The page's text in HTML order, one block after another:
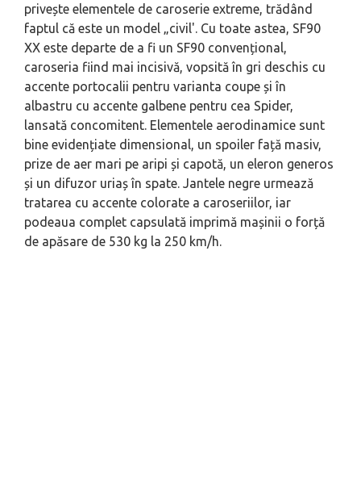
privește elementele de caroserie extreme, trădând
faptul că este un model „civil'. Cu toate astea, SF90
XX este departe de a fi un SF90 convențional,
caroseria fiind mai incisivă, vopsită în gri deschis cu
accente portocalii pentru varianta coupe și în
albastru cu accente galbene pentru cea Spider,
lansată concomitent. Elementele aerodinamice sunt
bine evidențiate dimensional, un spoiler față masiv,
prize de aer mari pe aripi și capotă, un eleron generos
și un difuzor uriaș în spate. Jantele negre urmează
tratarea cu accente colorate a caroseriilor, iar
podeaua complet capsulată imprimă mașinii o forță
de apăsare de 530 kg la 250 km/h.